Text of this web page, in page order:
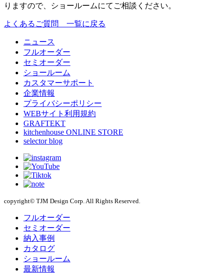
りますので、ショールームにてご相談ください。
よくあるご質問 一覧に戻る
ニュース
フルオーダー
セミオーダー
ショールーム
カスタマーサポート
企業情報
プライバシーポリシー
WEBサイト利用規約
GRAFTEKT
kitchenhouse ONLINE STORE
selector blog
copyright© TJM Design Corp. All Rights Reserved.
フルオーダー
セミオーダー
納入事例
カタログ
ショールーム
最新情報